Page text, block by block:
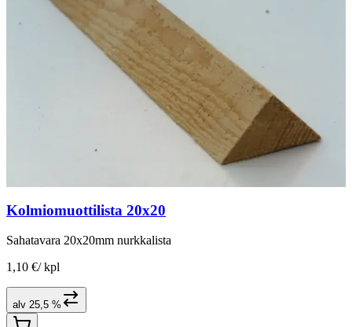
Kolmiomuottilista 20x20
Sahatavara 20x20mm nurkkalista
1,10 €/ kpl
alv 25,5 %